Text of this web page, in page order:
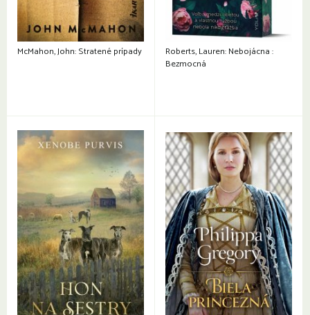
McMahon, John: Stratené prípady
Roberts, Lauren: Nebojácna :
Bezmocná